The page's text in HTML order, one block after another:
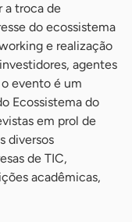
a troca de
do ecossistema
e realização
agentes
evento é um
Ecossistema do
em prol de
diversos
de TIC,
acadêmicas,